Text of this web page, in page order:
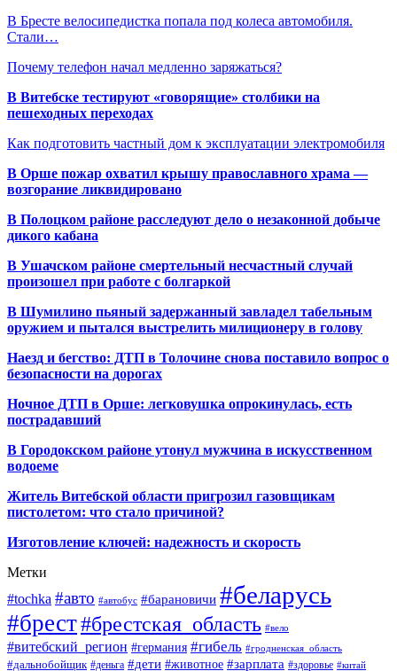
В Бресте велосипедистка попала под колеса автомобиля.
Стали…
Почему телефон начал медленно заряжаться?
В Витебске тестируют «говорящие» столбики на
пешеходных переходах
Как подготовить частный дом к эксплуатации электромобиля
В Орше пожар охватил крышу православного храма —
возгорание ликвидировано
В Полоцком районе расследуют дело о незаконной добыче
дикого кабана
В Ушачском районе смертельный несчастный случай
произошел при работе с болгаркой
В Шумилино пьяный задержанный завладел табельным
оружием и пытался выстрелить милиционеру в голову
Наезд и бегство: ДТП в Толочине снова поставило вопрос о
безопасности на дорогах
Ночное ДТП в Орше: легковушка опрокинулась, есть
пострадавший
В Городокском районе утонул мужчина в искусственном
водоеме
Житель Витебской области пригрозил газовщикам
пистолетом: что стало причиной?
Изготовление ключей: надежность и скорость
Метки
#tochka #авто #автобус #барановичи #беларусь
#брест#брестская_область #вело
#витебский_регион #германия #гибель #гродненская_область
#дальнобойщик #деньга #дети #животное #зарплата #здоровье #китай